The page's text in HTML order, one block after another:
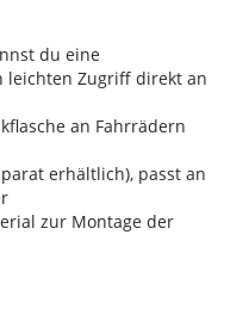
du eine
leichten Zugriff direkt an
an Fahrrädern
erhältlich), passt an
zur Montage der